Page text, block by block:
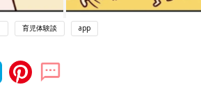
育児体験談 app